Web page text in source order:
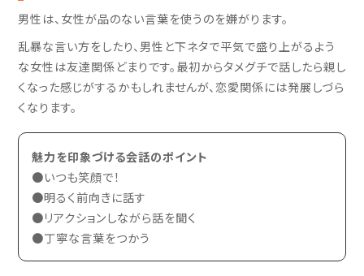
男性は、女性が品のない言葉を使うのを嫌がります。
乱暴な言い方をしたり、男性と下ネタで平気で盛り上がるよう
な女性は友達関係どまりです。最初からタメグチで話したら親し
くなった感じがするかもしれませんが、恋愛関係には発展しづら
くなります。
魅力を印象づける会話のポイント
●いつも笑顔で！
●明るく前向きに話す
●リアクションしながら話を聞く
●丁寧な言葉をつかう